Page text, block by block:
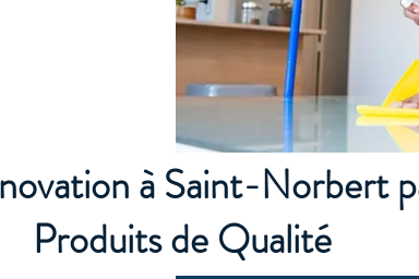
à Saint-Norbert
Produits de Qualité